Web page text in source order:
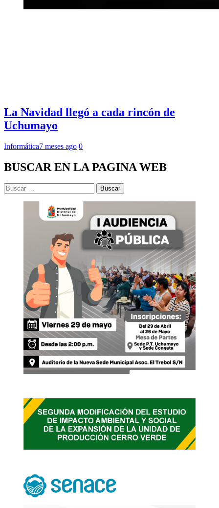
La Navidad llegó a cada rincón de
Uchumayo
Informática7 meses ago 0
BUSCAR EN LA PAGINA WEB
Buscar: